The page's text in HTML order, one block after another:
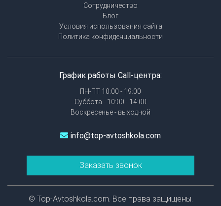
Сотрудничество
Блог
Условия использования сайта
Политика конфиденциальности
График работы Call-центра:
ПН-ПТ 10:00 - 19:00
Суббота - 10:00 - 14:00
Воскресенье - выходной
info@top-avtoshkola.com
Заказать звонок
© Top-Avtoshkola.com. Все права защищены.